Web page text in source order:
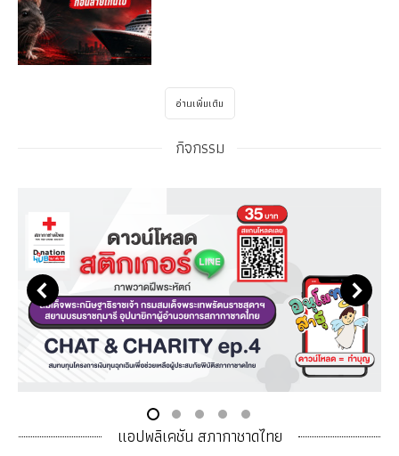
อ่านเพิ่มเติม
กิจกรรม
แอปพลิเคชัน สภากาชาดไทย